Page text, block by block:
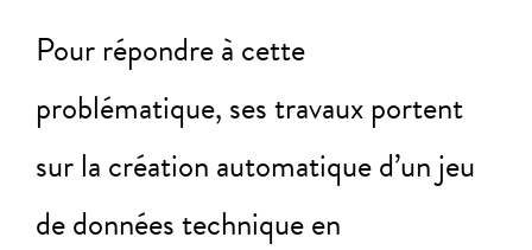
Pour répondre à cette
problématique, ses travaux portent
sur la création automatique d’un jeu
de données technique en